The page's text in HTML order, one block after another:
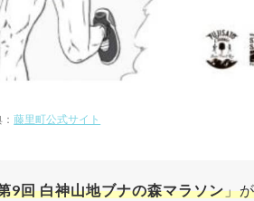
：藤里町公式サイト
9回 白神山地ブナの森マラソン」